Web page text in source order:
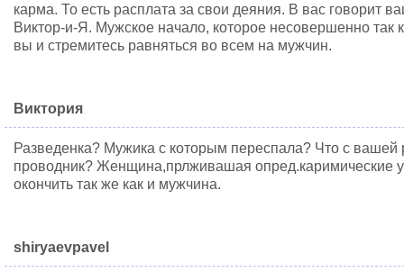
карма. То есть расплата за свои деяния. В вас говорит
Виктор-и-Я. Мужское начало, которое несовершенно так
вы и стремитесь равняться во всем на мужчин.
Виктория
Разведенка? Мужика с которым переспала? Что с
проводник? Женщина,прлживашая опред.каримические
окончить так же как и мужчина.
shiryaevpavel